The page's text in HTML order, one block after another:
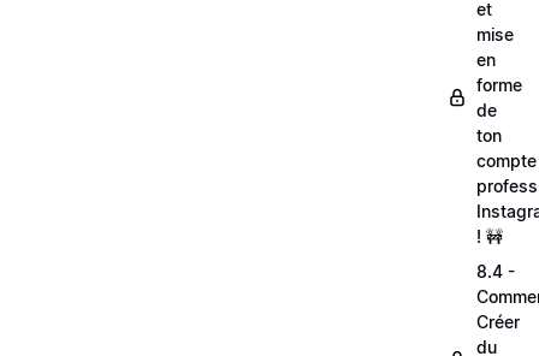
et
mise
en
forme
de
ton
compte
! 🚧
8.4 -
Créer
du